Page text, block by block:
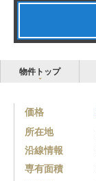
物件トップ
価格
所在地
沿線情報
専有面積